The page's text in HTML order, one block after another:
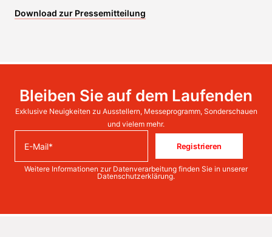
Download zur Pressemitteilung
Bleiben Sie auf dem Laufenden
Exklusive Neuigkeiten zu Ausstellern, Messeprogramm, Sonderschauen
und vielem mehr.
Registrieren
Weitere Informationen zur Datenverarbeitung finden Sie in unserer
Datenschutzerklärung.